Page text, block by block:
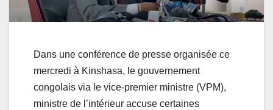
Dans une conférence de presse organisée ce
mercredi à Kinshasa, le gouvernement
congolais via le vice-premier ministre (VPM),
ministre de l’intérieur accuse certaines